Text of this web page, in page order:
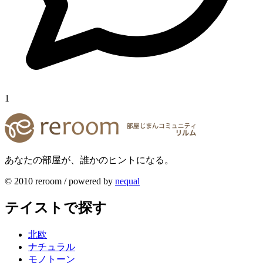
1
あなたの部屋が、誰かのヒントになる。
© 2010 reroom / powered by nequal
テイストで探す
北欧
ナチュラル
モノトーン